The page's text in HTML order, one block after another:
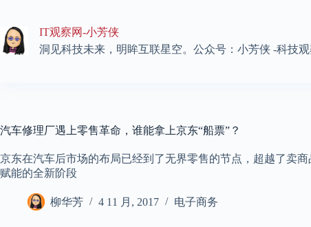
内
容
IT观察网-小芳侠
洞见科技未来，明眸互联星空。公众号：小芳侠 -科技
汽车修理厂遇上零售革命，谁能拿上京东“船票”？
京东在汽车后市场的布局已经到了无界零售的节点，超越了卖
赋能的全新阶段
柳华芳 4 11 月, 2017 电子商务